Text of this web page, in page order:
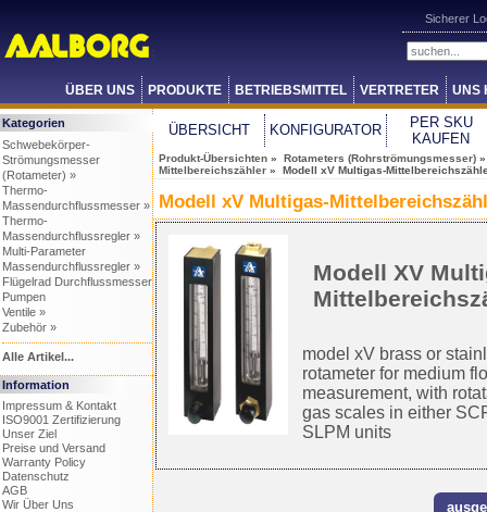
Sicherer
ÜBER UNS PRODUKTE BETRIEBSMITTEL VERTRETER UNS
Kategorien
Schwebekörper-
Strömungsmesser
(Rotameter) »
Thermo-
Massendurchflussmesser »
Thermo-
Massendurchflussregler »
Multi-Parameter
Massendurchflussregler »
Flügelrad Durchflussmesser
Pumpen
Ventile »
Zubehör »
Alle Artikel...
Information
Impressum & Kontakt
ISO9001 Zertifizierung
Unser Ziel
Preise und Versand
Warranty Policy
Datenschutz
AGB
Wir Über Uns
ÜBERSICHT KONFIGURATOR
PER SKU
KAUFEN
Produkt-Übersichten » Rotameters (Rohrströmungsmesser)
Mittelbereichszähler » Modell xV Multigas-
Modell xV Multigas-
Modell XV
model xV brass or
rotameter for medium
measurement, with
gas scales in either
SLPM units